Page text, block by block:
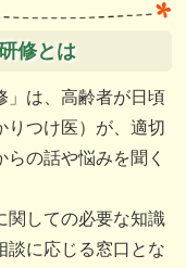
修とは
」は、高齢者が日頃
りつけ医）が、適切
の話や悩みを聞く
関しての必要な知識
談に応じる窓口とな